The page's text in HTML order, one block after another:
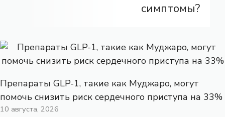
симптомы?
Препараты GLP-1, такие как Муджаро, могут
помочь снизить риск сердечного приступа на 33%
10 августа, 2026